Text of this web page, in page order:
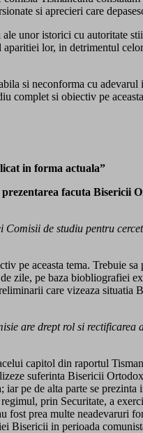
si aprecieri care
unor istorici cu autoritate
lor, in detrimentul
si neconforma cu
complet si obiectiv pe
in forma actuala”
facuta Bisericii
de studiu pentru
pe aceasta tema. Trebuie
zile, pe baza biobliografiei
care vizeaza
are drept rol si
capitol din raportul
suferinta Bisericii
pe de alta parte se
prin Securitate, a
prea multe neadevaruri
Bisericii in perioada